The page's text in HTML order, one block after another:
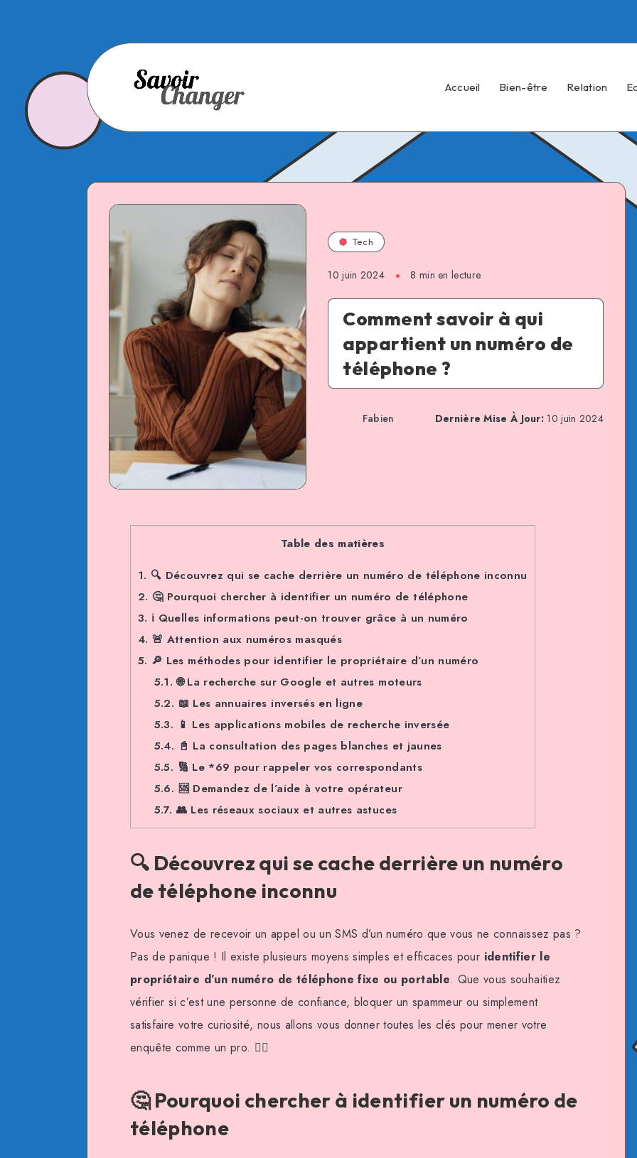
Accueil Bien-être Relation
Tech
10 juin 2024 8 min en lecture
Comment savoir à qui
appartient un numéro de
téléphone ?
Fabien Dernière Mise À Jour: 10 juin 2024
Table des matières
1. 🔍 Découvrez qui se cache derrière un numéro de téléphone inconnu
2. 🤔 Pourquoi chercher à identifier un numéro de téléphone
3. ℹ️ Quelles informations peut-on trouver grâce à un numéro
4. 🚨 Attention aux numéros masqués
5. 🔎 Les méthodes pour identifier le propriétaire d’un numéro
5.1. 🌐 La recherche sur Google et autres moteurs
5.2. 📖 Les annuaires inversés en ligne
5.3. 📱 Les applications mobiles de recherche inversée
5.4. 📓 La consultation des pages blanches et jaunes
5.5. 🔢 Le *69 pour rappeler vos correspondants
5.6. 🆘 Demandez de l’aide à votre opérateur
5.7. 👥 Les réseaux sociaux et autres astuces
🔍 Découvrez qui se cache derrière un numéro
de téléphone inconnu
Vous venez de recevoir un appel ou un SMS d’un numéro que vous ne connaissez pas ?
Pas de panique ! Il existe plusieurs moyens simples et efficaces pour identifier le
propriétaire d’un numéro de téléphone fixe ou portable. Que vous souhaitiez
vérifier si c’est une personne de confiance, bloquer un spammeur ou simplement
satisfaire votre curiosité, nous allons vous donner toutes les clés pour mener votre
enquête comme un pro. 🕵️‍♂️
🤔 Pourquoi chercher à identifier un numéro de
téléphone